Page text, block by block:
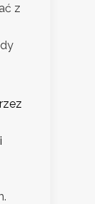
z